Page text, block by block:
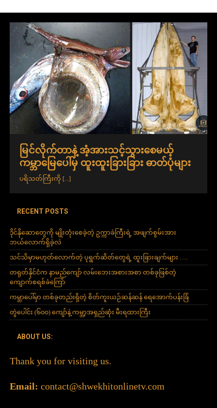
မြင်လိုက်တာနဲ့ အံ့အားသင့်သွားစေမယ့်
ကမ္ဘာမြေပေါ်မှ ထူးထူးခြားခြား ဓာတ်ပုံများ
ပရိသတ်ကြီးကို [...]
RECENT POSTS
ဒိုင်နိုဆောတွေကို မျိုးတုံးစေခဲ့တဲ့ ဥက္ကာခဲကြီးရဲ့ အဖျက်စွမ်းအား
ဘယ်လောက်ရှိခဲ့လဲ
သင်သိမှာမဟုတ်လောက်တဲ့ ပုရွက်ဆိတ်တွေရဲ့ ထူးခြားချက်များ ….
တရုတ်နိုင်ငံက နာမည်ကျော် လမ်းဘေးအစားအစာ တစ်ခုဖြစ်တဲ့
ကျောက်စရစ်ခဲကြော်
ကမ္ဘာပေါ်မှာ တစ်ခုတည်းရှိတဲ့ စိတ်ကူးယဉ်ဆန်ဆန် ရေအောက်ပန်းခြံ
တွဲပေါင်း (၆၀၀) ကျော်နဲ့ ကမ္ဘာ့အရှည်ဆုံး မီးရထားကြီး
ABOUT US:
Thank you for visiting us.
Email: contact@shwekhitonlinetv.com